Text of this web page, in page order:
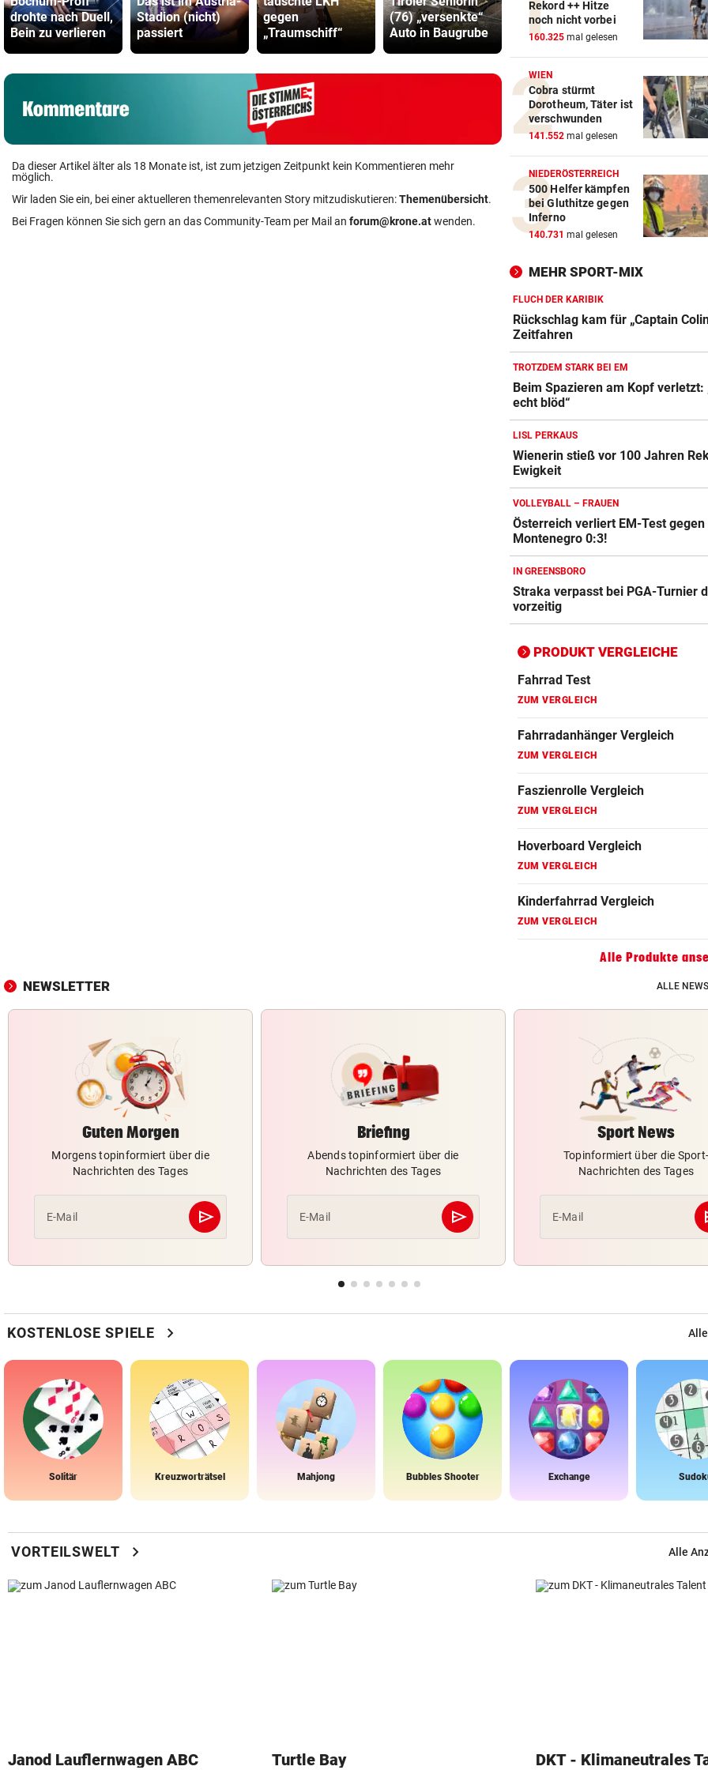
drohte nach Duell,
Bein zu verlieren
Stadion (nicht)
passiert
gegen
„Traumschiff“
(76) „versenkte“
Auto in Baugrube
Neue Windparks
brauchen Geduld
Infantino-
Mitarbeiterin
Da dieser Artikel älter als 18 Monate ist, ist zum jetzigen Zeitpunkt kein Kommentieren mehr
möglich.
Wir laden Sie ein, bei einer aktuelleren themenrelevanten Story mitzudiskutieren:Themenübersicht.
Bei Fragen können Sie sich gern an das Community-Team per Mail an forum@krone.atwenden.
Rekord ++ Hitze
noch nicht vorbei
160.325 mal gelesen
WIEN
Cobra stürmt
Dorotheum, Täter ist
verschwunden
141.552 mal gelesen
NIEDERÖSTERREICH
500 Helfer kämpfen
bei Gluthitze gegen
Inferno
140.731 mal gelesen
MEHR SPORT-MIX
FLUCH DER KARIBIK
Rückschlag kam für „Captain
Zeitfahren
TROTZDEM STARK BEI EM
Beim Spazieren am Kopf verletzt:
echt blöd“
LISL PERKAUS
Wienerin stieß vor 100 Jahren
Ewigkeit
VOLLEYBALL – FRAUEN
Österreich verliert EM-Test gegen
Montenegro 0:3!
IN GREENSBORO
Straka verpasst bei PGA-Turnier
vorzeitig
PRODUKT VERGLEICHE
Action-Cam Vergleich
ZUM VERGLEICH
Crosstrainer Vergleich
ZUM VERGLEICH
E-Bike Vergleich
ZUM VERGLEICH
Elektro-Scooter Vergleich
ZUM VERGLEICH
Ergometer Vergleich
ZUM VERGLEICH
Fahrrad Test
ZUM VERGLEICH
Fahrradanhänger Vergleich
ZUM VERGLEICH
Faszienrolle Vergleich
ZUM VERGLEICH
Hoverboard Vergleich
ZUM VERGLEICH
Kinderfahrrad Vergleich
ZUM VERGLEICH
Alle Produkte
NEWSLETTER ALLE
Guten Morgen
Morgens topinformiert über die
Nachrichten des Tages
E-Mail send
Abschicken
Briefing
Abends topinformiert über die
Nachrichten des Tages
E-Mail send
Abschicken
Sport News
Topinformiert über die Sport-
Nachrichten des Tages
E-Mail
KOSTENLOSE SPIELE chevron_right
Solitär Kreuzworträtsel Mahjong Bubbles Shooter Exchange
VORTEILSWELT chevron_right Alle
Janod Lauflernwagen ABC Turtle Bay DKT - Klimaneutrales